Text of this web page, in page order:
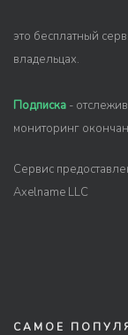
это бесплатный
владельцах.
Подписка -
мониторинг
Сервис
Axelname LLC
САМОЕ